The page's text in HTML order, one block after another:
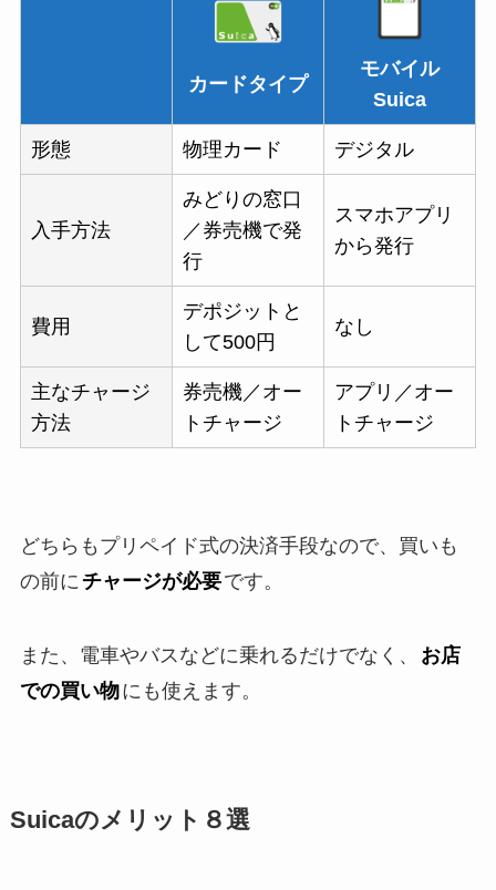
カードタイプ
モバイル
Suica
形態 物理カード デジタル
入手方法
みどりの窓口
／券売機で発
行
スマホアプリ
から発行
費用
デポジットと
して500円
なし
主なチャージ
方法
券売機／オー
トチャージ
アプリ／オー
トチャージ
どちらもプリペイド式の決済手段なので、買いも
の前に チャージが必要です。
また、電車やバスなどに乗れるだけでなく、
お店
での買い物にも使えます。
Suicaのメリット８選